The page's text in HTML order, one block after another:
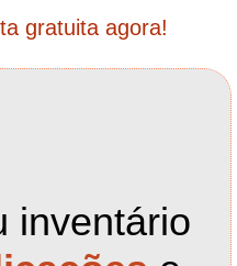
gratuita agora!
inventário